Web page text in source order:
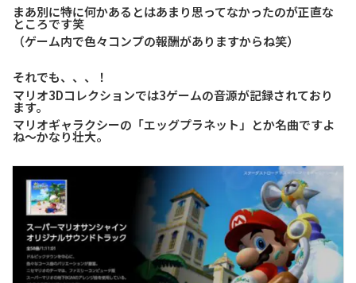
まあ別に特に何かあるとはあまり思ってなかったのが正直な
ところです笑
（ゲーム内で色々コンプの報酬がありますからね笑）
それでも、、、！
マリオ3Dコレクションでは3ゲームの音源が記録されており
ます。
マリオギャラクシーの「エッグプラネット」とか名曲ですよ
ね～かなり壮大。